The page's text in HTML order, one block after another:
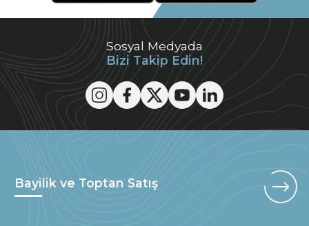
Sosyal Medyada
Bizi Takip Edin!
Bayilik ve Toptan Satış